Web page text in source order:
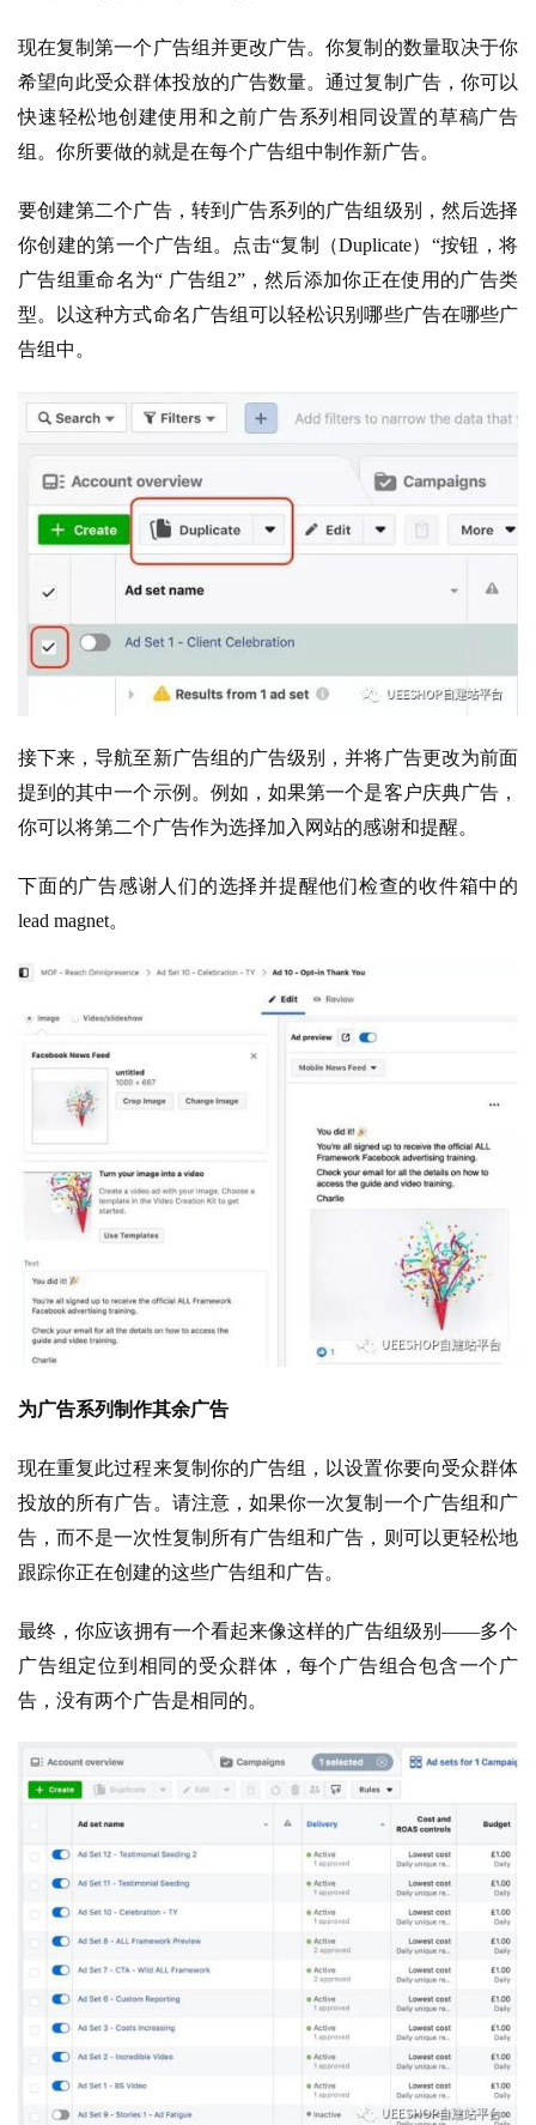
现在复制第一个广告组并更改广告。你复制的数量取决于你
希望向此受众群体投放的广告数量。通过复制广告，你可以
快速轻松地创建使用和之前广告系列相同设置的草稿广告
组。你所要做的就是在每个广告组中制作新广告。
要创建第二个广告，转到广告系列的广告组级别，然后选择
你创建的第一个广告组。点击“复制（Duplicate）“按钮，将
广告组重命名为“ 广告组2”，然后添加你正在使用的广告类
型。以这种方式命名广告组可以轻松识别哪些广告在哪些广
告组中。
接下来，导航至新广告组的广告级别，并将广告更改为前面
提到的其中一个示例。例如，如果第一个是客户庆典广告，
你可以将第二个广告作为选择加入网站的感谢和提醒。
下面的广告感谢人们的选择并提醒他们检查的收件箱中的
lead magnet。
为广告系列制作其余广告
现在重复此过程来复制你的广告组，以设置你要向受众群体
投放的所有广告。请注意，如果你一次复制一个广告组和广
告，而不是一次性复制所有广告组和广告，则可以更轻松地
跟踪你正在创建的这些广告组和广告。
最终，你应该拥有一个看起来像这样的广告组级别——多个
广告组定位到相同的受众群体，每个广告组合包含一个广
告，没有两个广告是相同的。